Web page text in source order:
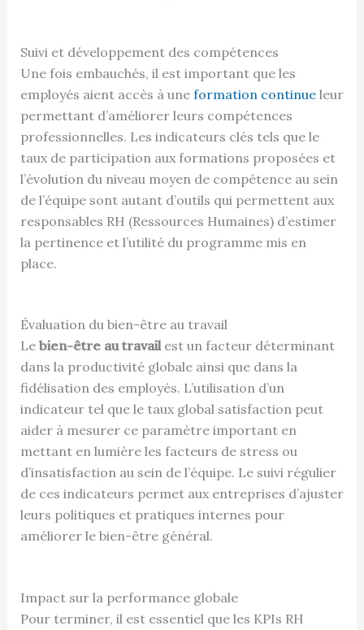
Suivi et développement des compétences
Une fois embauchés, il est important que les
employés aient accès à une formation continueleur
permettant d’améliorer leurs compétences
professionnelles. Les indicateurs clés tels que le
taux de participation aux formations proposées et
l’évolution du niveau moyen de compétence au sein
de l’équipe sont autant d’outils qui permettent aux
responsables RH (Ressources Humaines) d’estimer
la pertinence et l’utilité du programme mis en
place.
Évaluation du bien-être au travail
Le bien-être au travailest un facteur déterminant
dans la productivité globale ainsi que dans la
fidélisation des employés. L’utilisation d’un
indicateur tel que le taux global satisfaction peut
aider à mesurer ce paramètre important en
mettant en lumière les facteurs de stress ou
d’insatisfaction au sein de l’équipe. Le suivi régulier
de ces indicateurs permet aux entreprises d’ajuster
leurs politiques et pratiques internes pour
améliorer le bien-être général.
Impact sur la performance globale
Pour terminer, il est essentiel que les KPIs RH